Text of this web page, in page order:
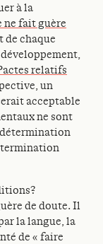
à la
fait guère
de chaque
relatifs
un
acceptable
ne sont
de doute. Il
la langue, la
de « faire